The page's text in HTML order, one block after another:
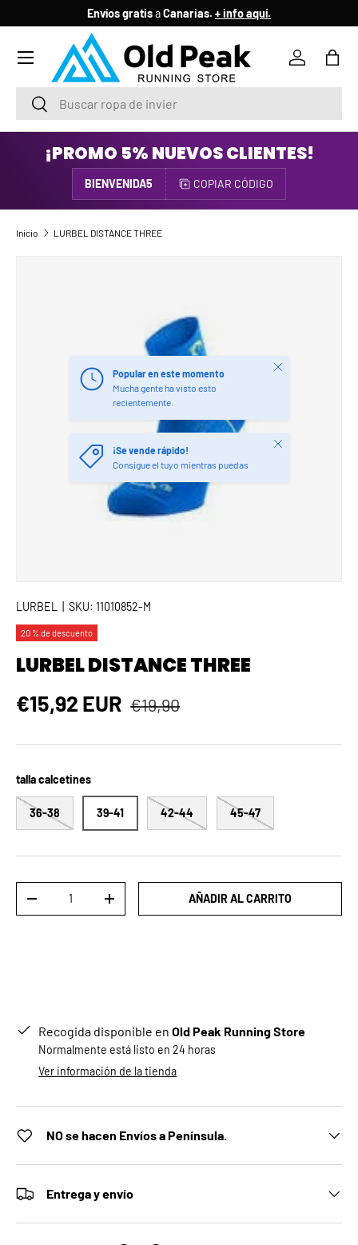
IR AL CONTENIDO
Envíos gratisaCanarias. + info aquí.
BuscarBuscar
Iniciar
Menú
¡PROMO 5% NUEVOS CLIENTES!
BIENVENIDA5 COPIAR CÓDIGO
Inicio LURBEL DISTANCE THREE
Popular en este momento
Mucha gente ha visto esto
recientemente.
Cerrar
¡Se vende rápido!
Consigue el tuyo mientras puedas
Cerrar
LURBEL SKU: 11010852-M
20 % de descuento
LURBEL DISTANCE THREE
Precio de venta
€15,92 EUR Precio normal
€19,90
talla calcetines
36-38 39-41 42-44 45-47
DISMINUIR CANTIDADAUMENTAR LA CANTIDADAÑADIR AL CARRITO
Recogida disponible en Old Peak Running Store
Normalmente está listo en 24 horas
Ver información de la tienda
NO se hacen Envíos a Península.
Entrega y envío